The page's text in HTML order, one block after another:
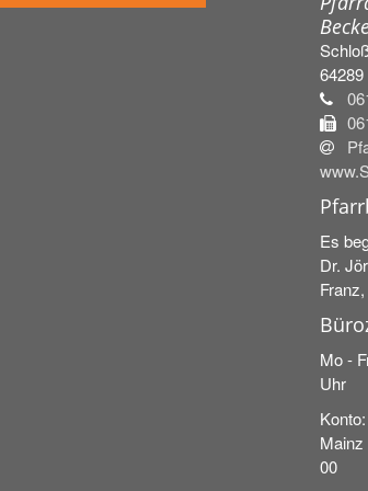
64289
Es
Dr.
Mo -
Uhr
00